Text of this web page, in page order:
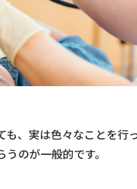
、実は色々なことを
のが一般的です。